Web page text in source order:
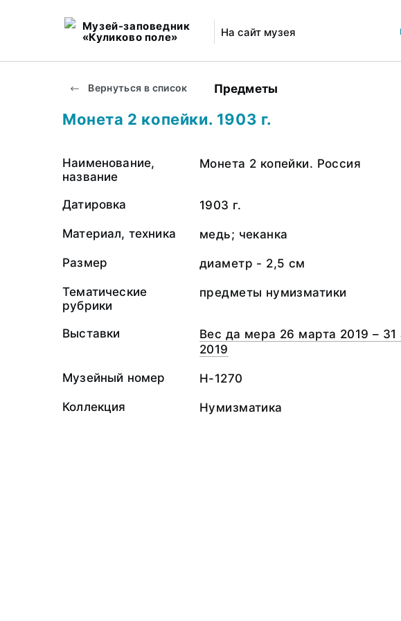
Музей-заповедник
«Куликово поле»
На сайт музея
Вернуться в список Предметы
Монета 2 копейки. 1903 г.
Наименование,
название
Монета 2 копейки. Россия
Датировка 1903 г.
Материал, техника медь; чеканка
Размер диаметр - 2,5 см
Тематические
рубрики
предметы нумизматики
Выставки
Вес да мера 26 марта 2019 – 31
2019
Музейный номер Н-1270
Коллекция Нумизматика